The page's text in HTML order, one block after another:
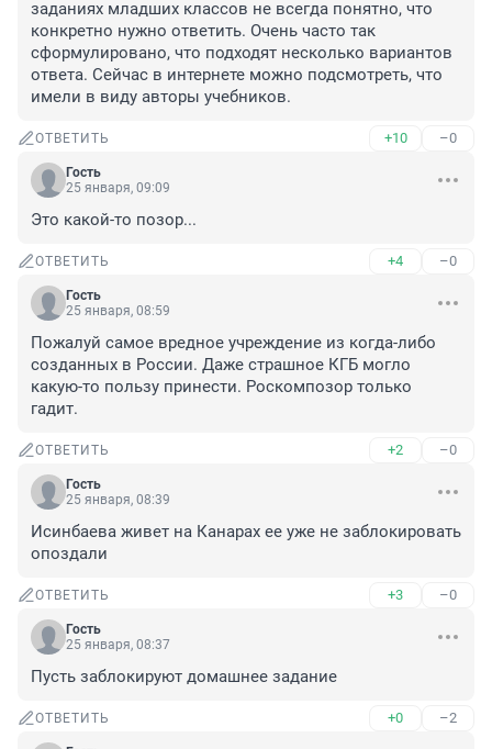
заданиях младших классов не всегда понятно, что
конкретно нужно ответить. Очень часто так
сформулировано, что подходят несколько вариантов
ответа. Сейчас в интернете можно подсмотреть, что
имели в виду авторы учебников.
ОТВЕТИТЬ +10 –0
Гость
25 января, 09:09
Это какой-то позор...
ОТВЕТИТЬ +4 –0
Гость
25 января, 08:59
Пожалуй самое вредное учреждение из когда-либо
созданных в России. Даже страшное КГБ могло
какую-то пользу принести. Роскомпозор только
гадит.
ОТВЕТИТЬ +2 –0
Гость
25 января, 08:39
Исинбаева живет на Канарах ее уже не заблокировать
опоздали
ОТВЕТИТЬ +3 –0
Гость
25 января, 08:37
Пусть заблокируют домашнее задание
ОТВЕТИТЬ +0 –2